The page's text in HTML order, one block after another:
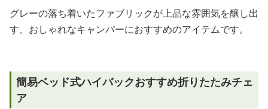
グレーの落ち着いたファブリックが上品な雰囲気を醸し出
す、おしゃれなキャンパーにおすすめのアイテムです。
簡易ベッド式ハイバックおすすめ折りたたみチェ
ア